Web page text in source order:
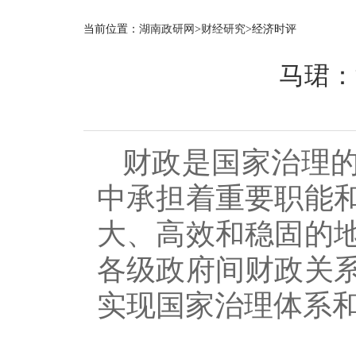
当前位置： 湖南政研网 >财经研究>经济时评
马珺
财政是国家治理
中承担着重要职能
大、高效和稳固的
各级政府间财政关
实现国家治理体系